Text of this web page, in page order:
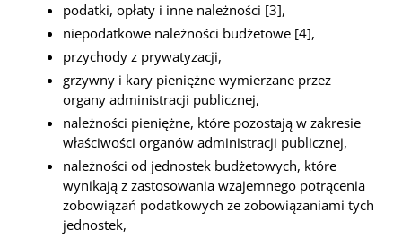
podatki, opłaty i inne należności [3],
niepodatkowe należności budżetowe [4],
przychody z prywatyzacji,
grzywny i kary pieniężne wymierzane przez
organy administracji publicznej,
należności pieniężne, które pozostają w zakresie
właściwości organów administracji publicznej,
należności od jednostek budżetowych, które
wynikają z zastosowania wzajemnego potrącenia
zobowiązań podatkowych ze zobowiązaniami tych
jednostek,